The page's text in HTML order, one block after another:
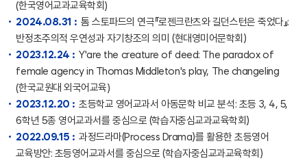
(한국영어교과교육학회)
2024.08.31 : 톰 스토파드의 연극『로젠크란츠와 길던스턴은 죽었다』:
반정초주의적 우연성과 자기창조의 의미 (현대영미어문학회)
2023.12.24 : Y'are the creature of deed: The paradox of
female agency in Thomas Middleton's play, The changeling
(한국교원대 외국어교육)
2023.12.20 : 초등학교 영어교과서 아동문학 비교 분석: 초등 3, 4, 5,
6학년 5종 영어교과서를 중심으로 (학습자중심교과교육학회)
2022.09.15 : 과정드라마(Process Drama)를 활용한 초등영어
교육방안: 초등영어교과서를 중심으로 (학습자중심교과교육학회)